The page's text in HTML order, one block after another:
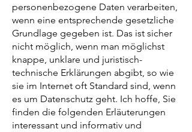
personenbezogene Daten verarbeiten,
wenn eine entsprechende gesetzliche
Grundlage gegeben ist. Das ist sicher
nicht möglich, wenn man möglichst
knappe, unklare und juristisch-
technische Erklärungen abgibt, so wie
sie im Internet oft Standard sind, wenn
es um Datenschutz geht. Ich hoffe, Sie
finden die folgenden Erläuterungen
interessant und informativ und